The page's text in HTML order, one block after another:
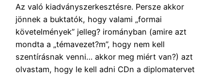
Az való kiadványszerkesztésre. Persze akkor
jönnek a buktatók, hogy valami „formai
követelmények” jelleg? irományban (amire azt
mondta a „témavezet?m”, hogy nem kell
szentírásnak venni… akkor meg miért van?) azt
olvastam, hogy le kell adni CDn a diplomatervet